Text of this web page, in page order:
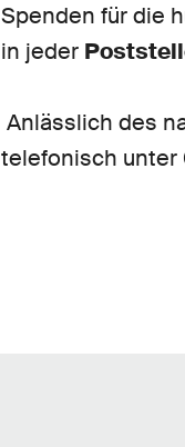
Spenden für die
in jeder
Anlässlich des
telefonisch unter